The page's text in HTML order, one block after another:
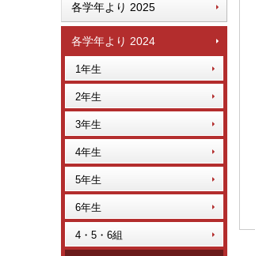
各学年より 2025
各学年より 2024
1年生
2年生
3年生
4年生
5年生
6年生
4・5・6組